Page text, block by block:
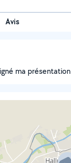
Avis
ma présentation